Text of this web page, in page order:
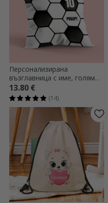
Персонализирана
възглавница с име, голям
размер - Футбол
13.80 €
(14)